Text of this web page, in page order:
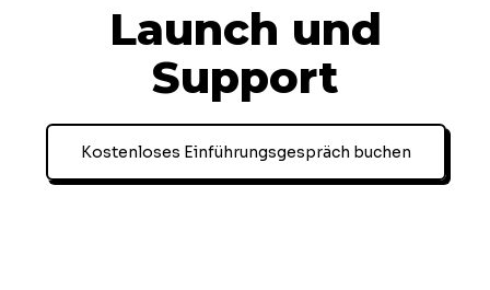
Launch und
Support
Kostenloses Einführungsgespräch buchen